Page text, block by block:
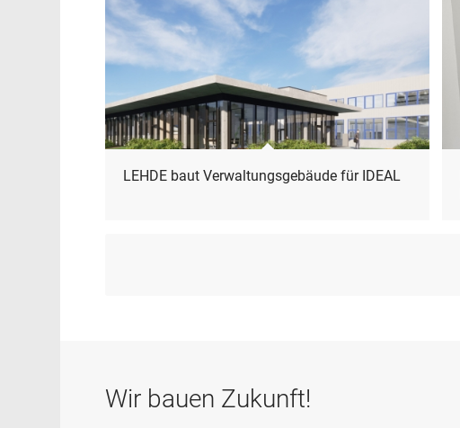
LEHDE baut Verwaltungsgebäude für IDEAL
Wir bauen Zukunft!